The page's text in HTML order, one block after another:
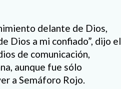
delante de Dios,
Dios a mi confiado”, dijo el
de comunicación,
aunque fue sólo
a Semáforo Rojo.